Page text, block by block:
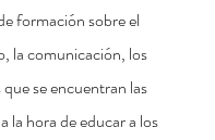
formación sobre el
la comunicación, los
se encuentran las
la hora de educar a los